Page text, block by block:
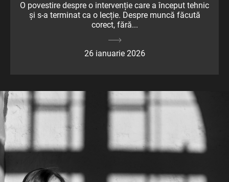
O povestire despre o intervenție care a început tehnic
și s-a terminat ca o lecție. Despre muncă făcută
corect, fără...
26 ianuarie 2026